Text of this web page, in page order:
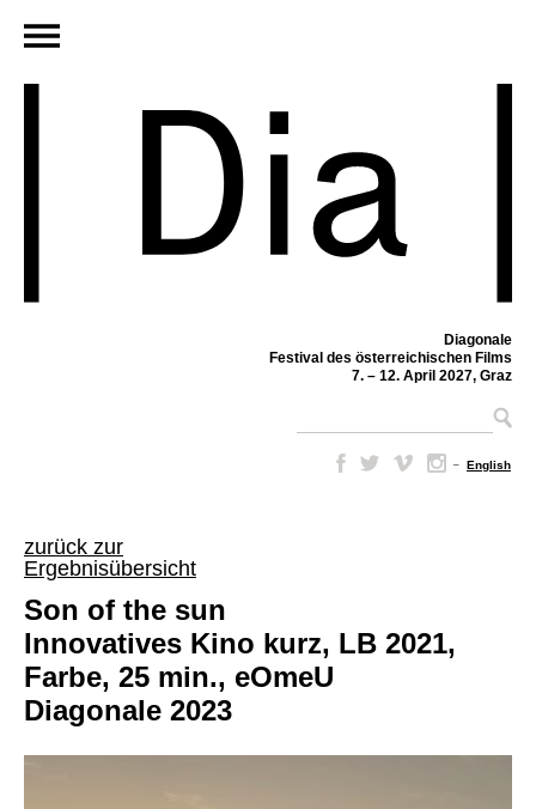
Diagonale
Festival des österreichischen Films
7. – 12. April 2027, Graz
– English
zurück zur
Ergebnisübersicht
Son of the sun
Innovatives Kino kurz, LB 2021,
Farbe, 25 min., eOmeU
Diagonale 2023